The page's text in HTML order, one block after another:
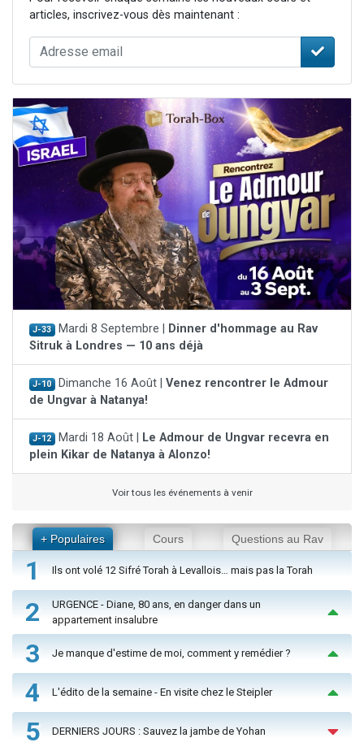
articles, inscrivez-vous dès maintenant :
J-33 Mardi 8 Septembre |
Dinner d'hommage au Rav
Sitruk à Londres — 10 ans déjà
J-10 Dimanche 16 Août | Venez rencontrer le Admour
de Ungvar à Natanya!
J-12 Mardi 18 Août |
Le Admour de Ungvar recevra en
plein Kikar de Natanya à Alonzo!
Voir tous les événements à venir
+ Populaires Cours Questions au Rav
1 Ils ont volé 12 Sifré Torah à Levallois… mais pas la Torah
2
URGENCE - Diane, 80 ans, en danger dans un
appartement insalubre
3 Je manque d'estime de moi, comment y remédier ?
4 L'édito de la semaine - En visite chez le Steipler
5 DERNIERS JOURS : Sauvez la jambe de Yohan